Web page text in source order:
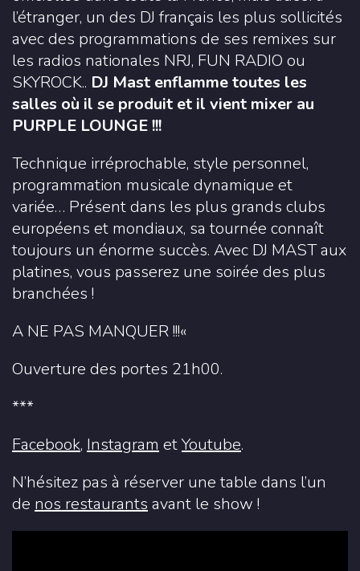
l’étranger, un des DJ français les plus sollicités
avec des programmations de ses remixes sur
les radios nationales NRJ, FUN RADIO ou
SKYROCK.. DJ Mast enflamme toutes les
salles où il se produit et il vient mixer au
PURPLE LOUNGE !!!
Technique irréprochable, style personnel,
programmation musicale dynamique et
variée… Présent dans les plus grands clubs
européens et mondiaux, sa tournée connaît
toujours un énorme succès. Avec DJ MAST aux
platines, vous passerez une soirée des plus
branchées !
A NE PAS MANQUER !!!«
Ouverture des portes 21h00.
***
Facebook, Instagram etYoutube.
N’hésitez pas à réserver une table dans l’un
de nos restaurants avant le show !